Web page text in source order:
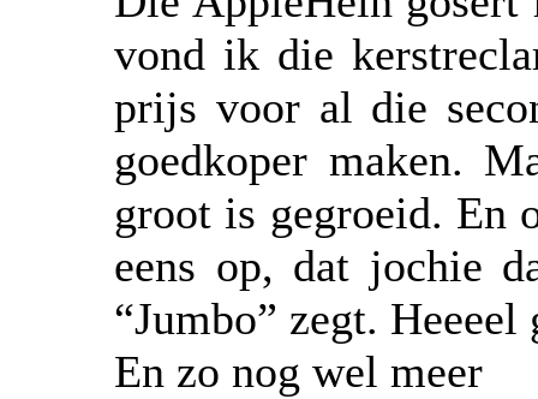
vond ik die
prijs voor al die
goedkoper maken.
groot is gegroeid. En
eens op, dat jochie
“Jumbo” zegt.
En zo nog wel meer